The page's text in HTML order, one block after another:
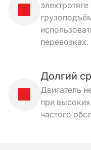
перевозках.
Долгий
Двигатель
при
частого